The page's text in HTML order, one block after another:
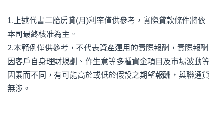
1.上述代書二胎房貸(月)利率僅供參考，實際貸款條件將依
本司最終核准為主。
2.本範例僅供參考，不代表資產運用的實際報酬，實際報酬
因客戶自身理財規劃、作生意等多種資金項目及市場波動等
因素而不同，有可能高於或低於假設之期望報酬，與聯通貸
無涉。